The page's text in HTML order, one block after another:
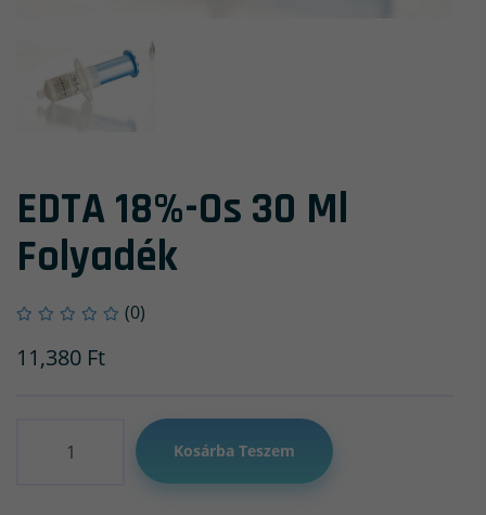
EDTA 18%-Os 30 Ml
Folyadék
(0)
11,380 Ft
Kosárba Teszem